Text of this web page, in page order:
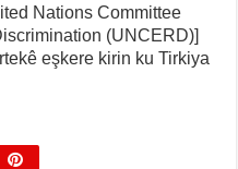
Nations Committee
(UNCERD)]
eşkere kirin ku Tirkiya